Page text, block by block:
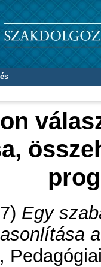
Egy